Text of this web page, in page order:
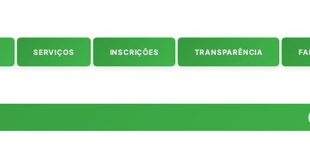
SERVIÇOS INSCRIÇÕES TRANSPARÊNCIA